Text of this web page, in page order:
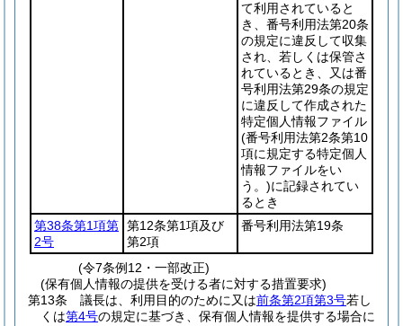
て利用されていると
き、番号利用法第20条
の規定に違反して収集
され、若しくは保管さ
れているとき、又は番
号利用法第29条の規定
に違反して作成された
特定個人情報ファイル
(番号利用法第2条第10
項に規定する特定個人
情報ファイルをい
う。)に記録されてい
るとき
第38条第1項第
2号
第12条第1項及び
第2項
番号利用法第19条
(令7条例12・一部改正)
(保有個人情報の提供を受ける者に対する措置要求)
第13条
議長は、利用目的のために又は前条第2項第3号若し
くは第4号の規定に基づき、保有個人情報を提供する場合に